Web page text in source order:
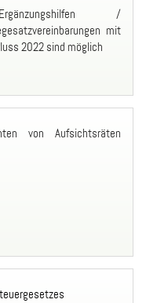
/
mit
2022 sind möglich
von Aufsichtsräten